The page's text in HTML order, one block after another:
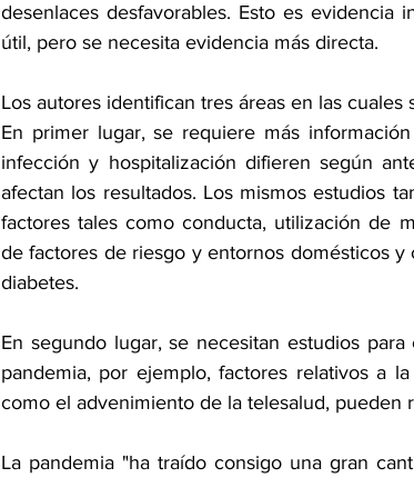
desenlaces desfavorables. Esto es
útil, pero se necesita evidencia más directa.
Los autores identifican tres áreas en las cuales
En primer lugar, se requiere más
infección y hospitalización difieren según
afectan los resultados. Los mismos estudios
factores tales como conducta, utilización de
de factores de riesgo y entornos domésticos
diabetes.
En segundo lugar, se necesitan estudios
pandemia, por ejemplo, factores relativos a
como el advenimiento de la telesalud, pueden
La pandemia "ha traído consigo una gran